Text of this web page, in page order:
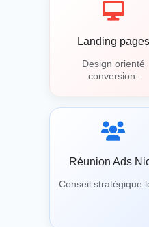
Landing pages
Design orienté
conversion.
Réunion Ads
Conseil stratégique